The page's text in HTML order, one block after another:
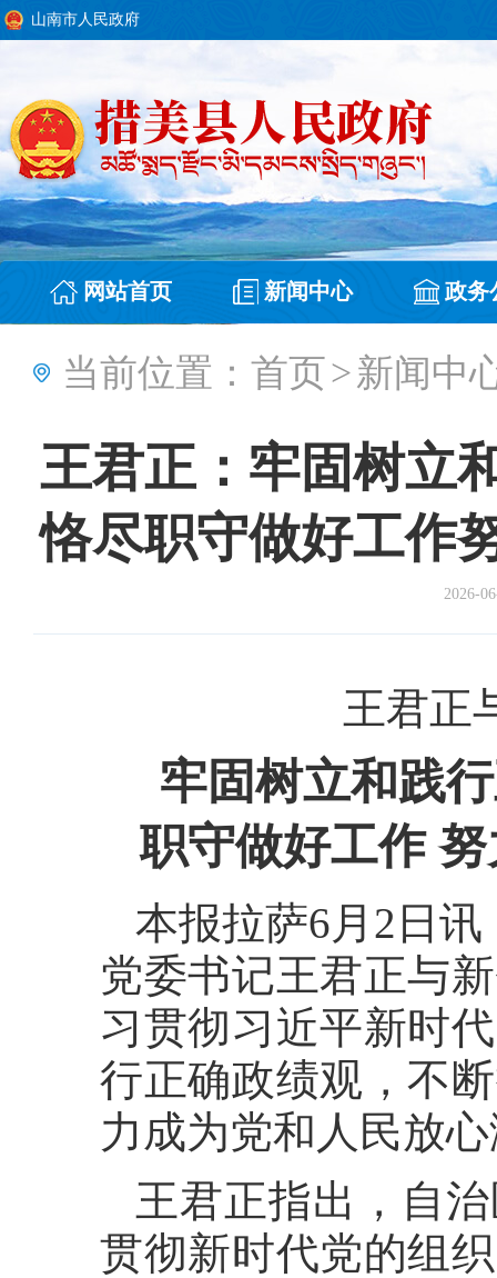
山南市人民政府
网站首页 新闻中心 政务
当前位置： 首页>新闻中
王君正：牢固树立
恪尽职守做好工作
2026-
王君正
牢固树立和践
职守做好工作
本报拉萨6月2日
党委书记王君正与
习贯彻习近平新时
行正确政绩观，不
力成为党和人民放
王君正指出，自
贯彻新时代党的组